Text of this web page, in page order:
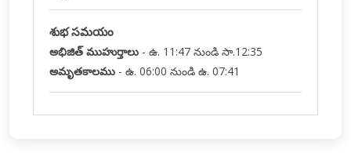
శుభ సమయం
అభిజిత్ ముహుర్తాలు - ఉ. 11:47 నుండి సా.12:35
అమృతకాలము - ఉ. 06:00 నుండి ఉ. 07:41